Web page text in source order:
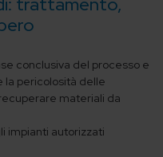
conclusiva del processo e
la pericolosità delle
materiali da
impianti autorizzati